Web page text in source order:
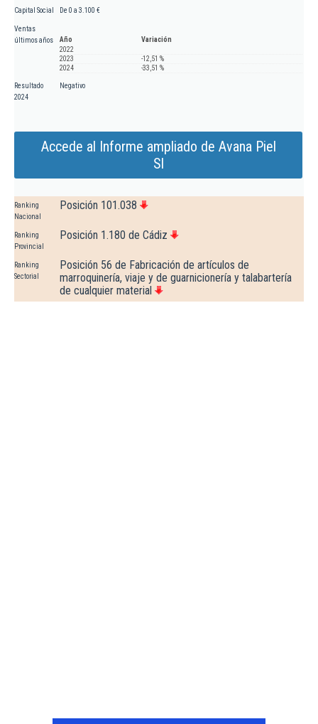
Capital Social De 0 a 3.100 €
Ventas
últimos años
Año
Variación
2022
2023
-12,51 %
2024
-33,51 %
Resultado
2024
Negativo
Accede al Informe ampliado de Avana Piel
Sl
Ranking
Nacional
Posición 101.038
Ranking
Provincial
Posición 1.180 de Cádiz
Ranking
Sectorial
Posición 56 de Fabricación de artículos de
marroquinería, viaje y de guarnicionería y talabartería
de cualquier material